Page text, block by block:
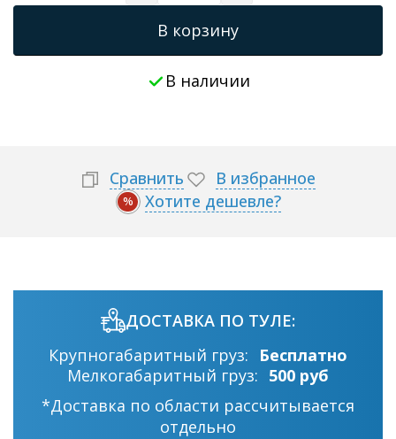
В корзину
В наличии
Сравнить В избранное
% Хотите дешевле?
ДОСТАВКА ПО ТУЛЕ:
Крупногабаритный груз:
Бесплатно
Мелкогабаритный груз: 500 руб
*Доставка по области рассчитывается
отдельно